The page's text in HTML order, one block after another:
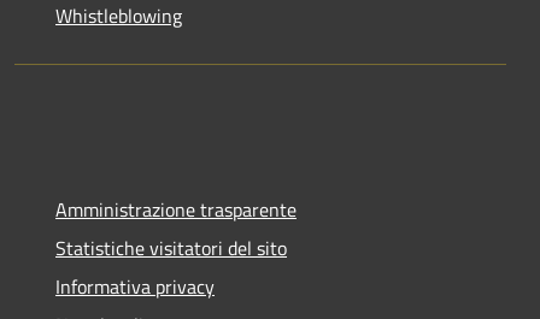
Whistleblowing
Amministrazione trasparente
Statistiche visitatori del sito
Informativa privacy